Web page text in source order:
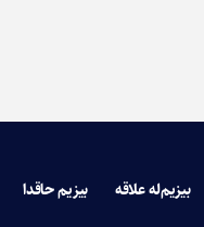
بیزیم‌له علاقه بیزیم حاقدا